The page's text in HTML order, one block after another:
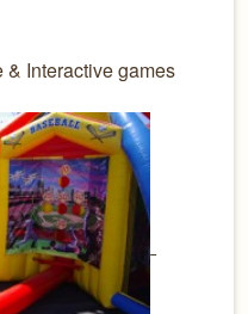
Interactive games